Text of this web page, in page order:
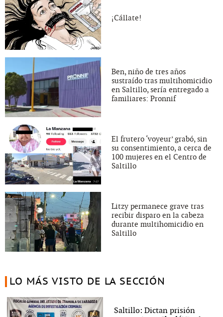
¡Cállate!
Ben, niño de tres años
sustraído tras multihomicidio
en Saltillo, sería entregado a
familiares: Pronnif
El frutero ‘voyeur’ grabó, sin
su consentimiento, a cerca de
100 mujeres en el Centro de
Saltillo
Litzy permanece grave tras
recibir disparo en la cabeza
durante multihomicidio en
Saltillo
LO MÁS VISTO DE LA SECCIÓN
Saltillo: Dictan prisión